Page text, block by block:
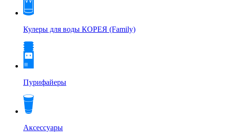
Кулеры для воды КОРЕЯ (Family)
Пурифайеры
Аксессуары